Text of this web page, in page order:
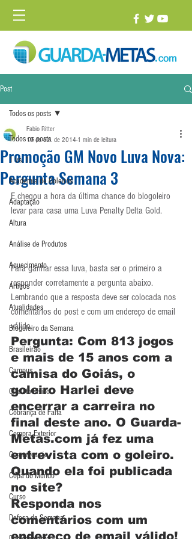
Post
Todos os posts
1 vs. 1
Academia de Goleiros
Adaptação
Altura
Análise de Produtos
Aquecimento
Artigos
Atualidades
Blogoleiro da Semana
Brasileirão
Campus
Circuito Físico
Cobrança de Falta
Compra Exterior
Comunicação
Copa do Mundo
Curso
Defesa da Semana
Todos os posts
Promoção GM Novo Luva Nova:
Pergunta Semana 3
Fabio Ritter
19 de out. de 2014 1 min de leitura
E chegou a hora da última chance do blogoleiro
levar para casa uma Luva Penalty Delta Gold.
Para ganhar essa luva, basta ser o primeiro a
responder corretamente a pergunta abaixo.
Lembrando que a resposta deve ser colocada nos
comentários do post e com um endereço de email
válido.
Pergunta: Com 813 jogos
e mais de 15 anos com a
camisa do Goiás, o
goleiro Harlei deve
encerrar a carreira no
final deste ano. O Guarda-
Metas.com já fez uma
entrevista com o goleiro.
Quando ela foi publicada
no site?
Responda nos
comentários com um
endereço de email válido!